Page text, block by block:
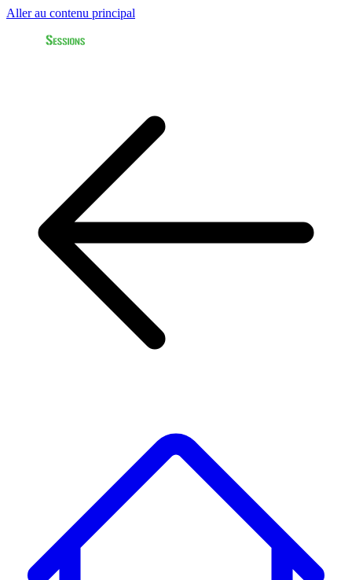
Aller au contenu principal